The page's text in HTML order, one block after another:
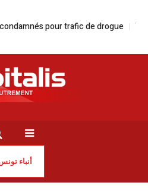
pour trafic de drogue TGM |
أنباء